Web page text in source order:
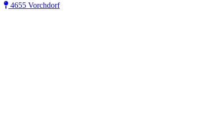
4655 Vorchdorf